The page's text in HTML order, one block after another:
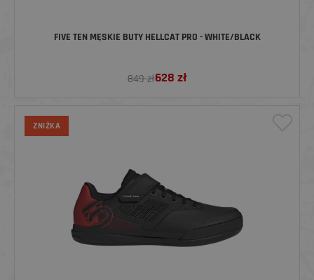
FIVE TEN MĘSKIE BUTY HELLCAT PRO - WHITE/BLACK
849 zł628 zł
ZNIŻKA